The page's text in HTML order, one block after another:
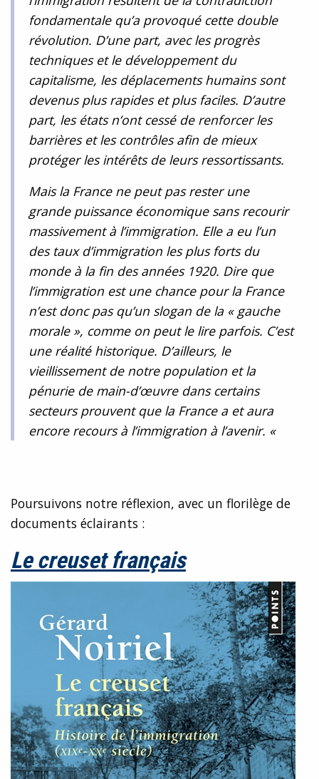
fondamentale qu’a provoqué cette double
révolution. D’une part, avec les progrès
techniques et le développement du
capitalisme, les déplacements humains sont
devenus plus rapides et plus faciles. D’autre
part, les états n’ont cessé de renforcer les
barrières et les contrôles afin de mieux
protéger les intérêts de leurs ressortissants.
Mais la France ne peut pas rester une
grande puissance économique sans recourir
massivement à l’immigration. Elle a eu l’un
des taux d’immigration les plus forts du
monde à la fin des années 1920. Dire que
l’immigration est une chance pour la France
n’est donc pas qu’un slogan de la « gauche
morale », comme on peut le lire parfois. C’est
une réalité historique. D’ailleurs, le
vieillissement de notre population et la
pénurie de main-d’œuvre dans certains
secteurs prouvent que la France a et aura
encore recours à l’immigration à l’avenir. «
Poursuivons notre réflexion, avec un florilège de
documents éclairants :
Le creuset français